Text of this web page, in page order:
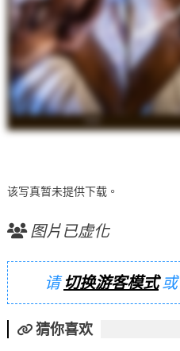
该写真暂未提供下载。
图片已虚化
请切换游客模式或
猜你喜欢